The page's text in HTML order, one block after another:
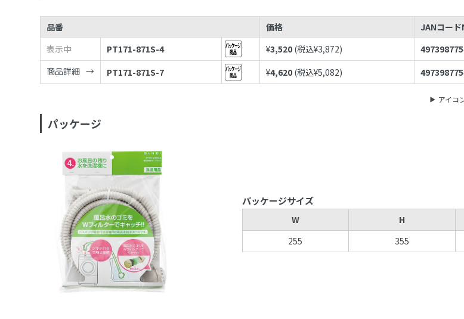
品番 価格
JANコード
表示中
PT171-871S-4 ¥3,520 (税込¥3,872)
商品詳細
PT171-871S-7 ¥4,620 (税込¥5,082)
アイコ
パッケージ
パッケージサイズ
W H
255
355